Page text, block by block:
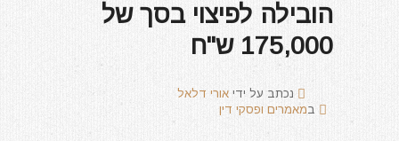
הובילה לפיצוי בסך של
175,000 ש"ח
נכתב על ידי אורי דלאל
במאמרים ופסקי דין